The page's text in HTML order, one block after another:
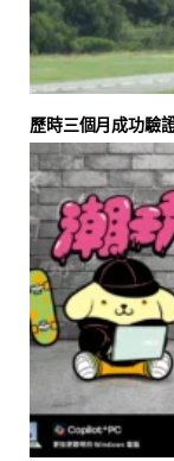
歷時三個月成功驗